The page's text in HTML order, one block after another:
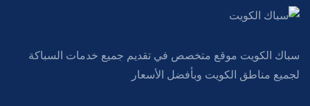
سباك الكويت موقع متخصص في تقديم جميع خدمات السباكة
لجميع مناطق الكويت وبأفضل الأسعار